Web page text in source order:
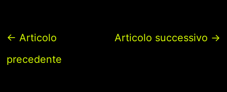
← Articolo
precedente
Articolo successivo →